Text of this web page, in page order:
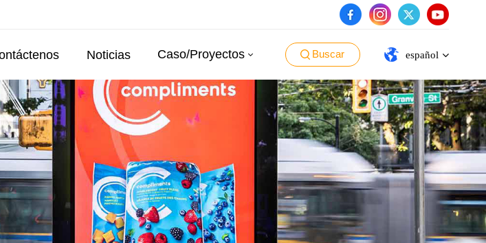
Noticias Caso/Proyectos Buscar español
English
español
português
日本語